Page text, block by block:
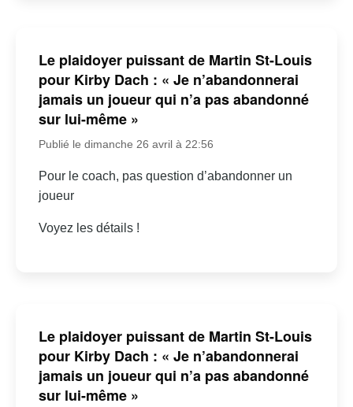
Le plaidoyer puissant de Martin St-Louis
pour Kirby Dach : « Je n’abandonnerai
jamais un joueur qui n’a pas abandonné
sur lui-même »
Publié le dimanche 26 avril à 22:56
Pour le coach, pas question d’abandonner un
joueur
Voyez les détails !
Le plaidoyer puissant de Martin St-Louis
pour Kirby Dach : « Je n’abandonnerai
jamais un joueur qui n’a pas abandonné
sur lui-même »